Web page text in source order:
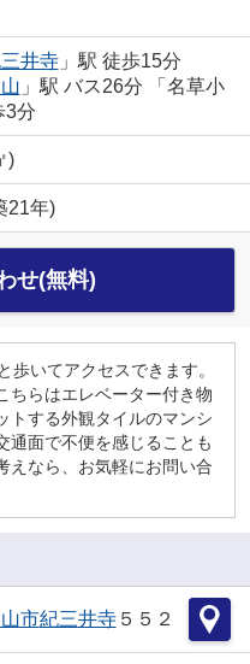
井寺」駅 徒歩15分
」駅 バス26分 「名草小
3分
)
21年)
せ(無料)
歩いてアクセスできます。
ちらはエレベーター付き物
トする外観タイルのマンシ
通面で不便を感じることも
えなら、お気軽にお問い合
市紀三井寺５５２